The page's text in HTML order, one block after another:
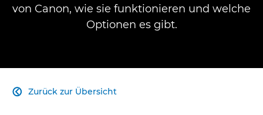
von Canon, wie sie funktionieren und welche
Optionen es gibt.
Zurück zur Übersicht
